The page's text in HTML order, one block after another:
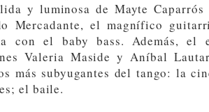
y luminosa de Mayte Caparrós
Mercadante, el magnífico
con el baby bass. Además, el
Valeria Maside y Aníbal
más subyugantes del tango: la
el baile.